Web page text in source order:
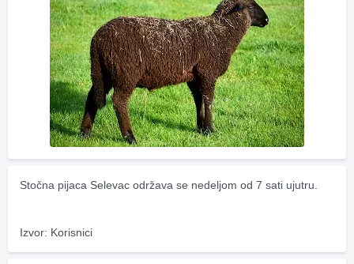
Stočna pijaca Selevac održava se nedeljom od 7 sati ujutru.
Izvor: Korisnici